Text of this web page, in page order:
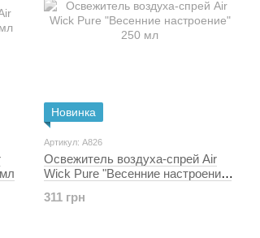
Новинка
Артикул: A826
Освежитель воздуха-спрей Air
Wick Pure "Весенние настроение"
311 грн